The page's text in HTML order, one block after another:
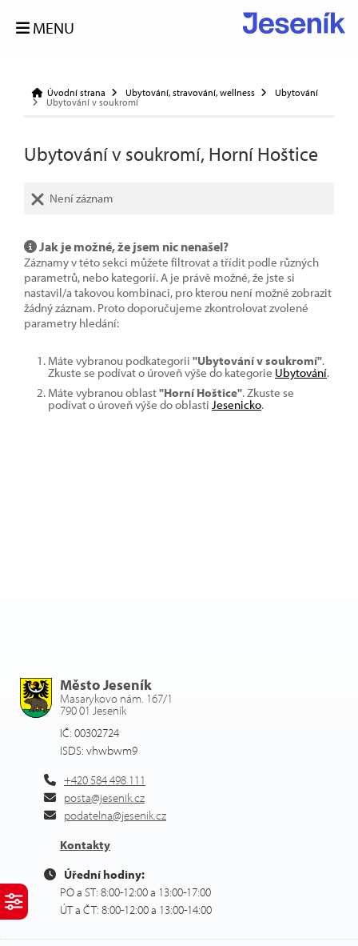
MENU
Úvodní strana Ubytování, stravování, wellness
Ubytování
Ubytování v soukromí
Ubytování v soukromí, Horní Hoštice
Není záznam
Jak je možné, že jsem nic nenašel?
Záznamy v této sekci můžete filtrovat a třídit podle různých
parametrů, nebo kategorií. A je právě možné, že jste si
nastavil/a takovou kombinaci, pro kterou není možné zobrazit
žádný záznam. Proto doporučujeme zkontrolovat zvolené
parametry hledání:
Máte vybranou podkategorii "Ubytování v soukromí".
Zkuste se podívat o úroveň výše do kategorie Ubytování.
Máte vybranou oblast"Horní Hoštice". Zkuste se
podívat o úroveň výše do oblasti Jesenicko.
Město Jeseník
Masarykovo nám. 167/1
790 01 Jeseník
IČ: 00302724
ISDS: vhwbwm9
+420 584 498 111
posta@jesenik.cz
podatelna@jesenik.cz
Kontakty
Úřední hodiny:
PO a ST: 8:00-12:00 a 13:00-17:00
ÚT a ČT: 8:00-12:00 a 13:00-14:00